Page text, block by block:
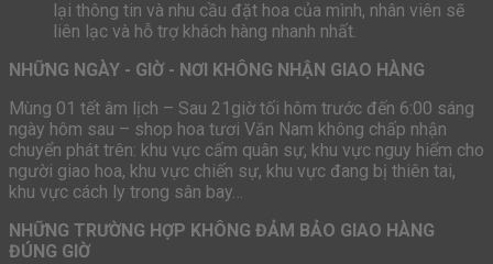
lại thông tin và nhu cầu đặt hoa của mình, nhân viên sẽ
liên lạc và hỗ trợ khách hàng nhanh nhất.
NHỮNG NGÀY - GIỜ - NƠI KHÔNG NHẬN GIAO HÀNG
Mùng 01 tết âm lịch – Sau 21giờ tối hôm trước đến 6:00 sáng
ngày hôm sau – shop hoa tươi Văn Nam không chấp nhận
chuyển phát trên: khu vực cấm quân sự, khu vực nguy hiểm cho
người giao hoa, khu vực chiến sự, khu vực đang bị thiên tai,
khu vực cách ly trong sân bay…
NHỮNG TRƯỜNG HỢP KHÔNG ĐẢM BẢO GIAO HÀNG
ĐÚNG GIỜ